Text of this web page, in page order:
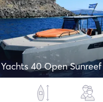
40 Open